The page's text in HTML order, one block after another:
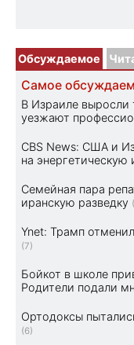
Обсуждаемое
Самое
В Израиле выросли
уезжают
CBS News: США и
на энергетическую
Семейная пара
иранскую разведку
Ynet: Трамп
(7)
Бойкот в школе
Родители подали
Ортодоксы
(6)